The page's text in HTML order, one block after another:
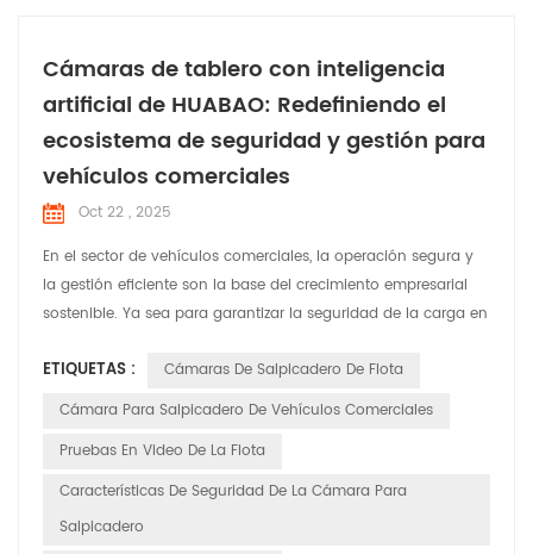
Cámaras de tablero con inteligencia
artificial de HUABAO: Redefiniendo el
ecosistema de seguridad y gestión para
vehículos comerciales
Oct 22 , 2025
En el sector de vehículos comerciales, la operación segura y
la gestión eficiente son la base del crecimiento empresarial
sostenible. Ya sea para garantizar la seguridad de la carga en
pasajeros en el transporte de pasajeros o mantener los
estándares operativos de los vehículos de ingeniería, una
ETIQUETAS :
Cámaras De Salpicadero De Flota
Cámara Para Salpicadero De Vehículos Comerciales
Pruebas En Video De La Flota
Características De Seguridad De La Cámara Para
Salpicadero